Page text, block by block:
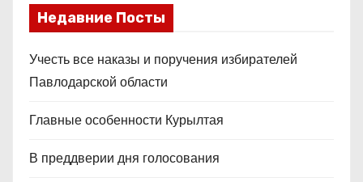
Недавние Посты
Учесть все наказы и поручения избирателей
Павлодарской области
Главные особенности Курылтая
В преддверии дня голосования